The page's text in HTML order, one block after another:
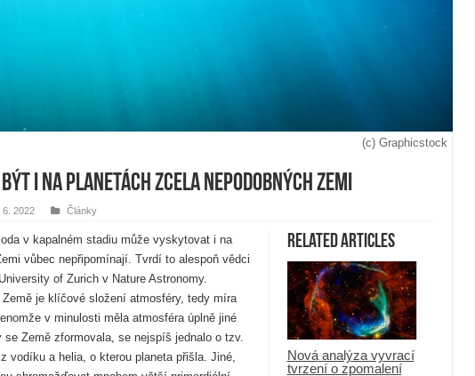
(c) Graphicstock
být i na planetách zcela nepodobných Zemi
6. 2022 Články
Related Articles
Nová analýza vyvrací
tvrzení o zpomalení
v kapalném stadiu může vyskytovat i na
vůbec nepřipomínají. Tvrdí to alespoň vědci
of Zurich v Nature Astronomy.
Země je klíčové složení atmosféry, tedy míra
v minulosti měla atmosféra úplně jiné
Země zformovala, se nejspíš jednalo o tzv.
vodíku a helia, o kterou planeta přišla. Jiné,